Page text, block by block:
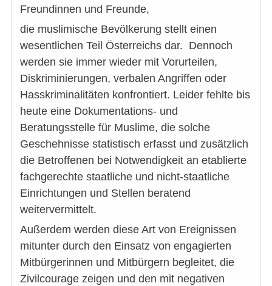
Freundinnen und Freunde,
die muslimische Bevölkerung stellt einen
wesentlichen Teil Österreichs dar. Dennoch
werden sie immer wieder mit Vorurteilen,
Diskriminierungen, verbalen Angriffen oder
Hasskriminalitäten konfrontiert. Leider fehlte bis
heute eine Dokumentations- und
Beratungsstelle für Muslime, die solche
Geschehnisse statistisch erfasst und zusätzlich
die Betroffenen bei Notwendigkeit an etablierte
fachgerechte staatliche und nicht-staatliche
Einrichtungen und Stellen beratend
weitervermittelt.
Außerdem werden diese Art von Ereignissen
mitunter durch den Einsatz von engagierten
Mitbürgerinnen und Mitbürgern begleitet, die
Zivilcourage zeigen und den mit negativen